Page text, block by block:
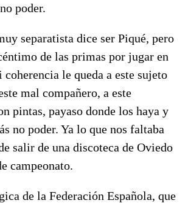
poder.
separatista dice ser Piqué, pero
de las primas por jugar en
le queda a este sujeto
mal compañero, a este
pintas, payaso donde los haya y
no poder. Ya lo que nos faltaba
salir de una discoteca de Oviedo
campeonato.
de la Federación Española, que